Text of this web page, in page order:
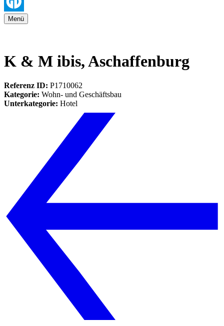
Menü
K & M ibis, Aschaffenburg
Referenz ID: P1710062
Kategorie: Wohn- und Geschäftsbau
Unterkategorie: Hotel